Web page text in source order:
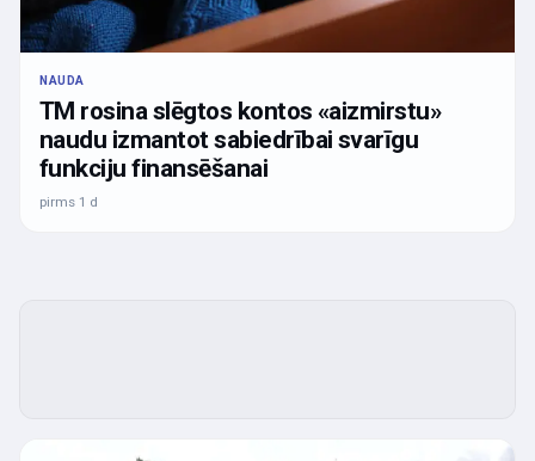
NAUDA
TM rosina slēgtos kontos «aizmirstu»
naudu izmantot sabiedrībai svarīgu
funkciju finansēšanai
pirms 1 d